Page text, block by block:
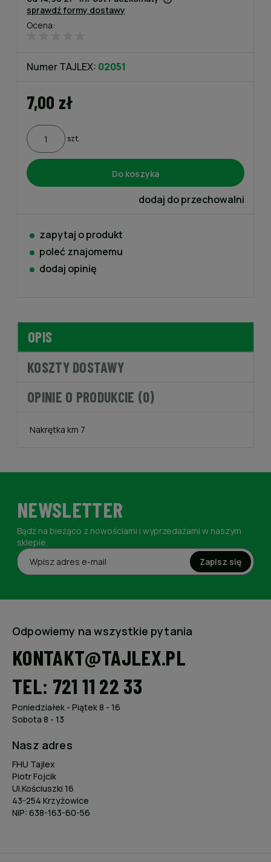
Ocena:
Cena nie zawiera ewentualnych kosztów płatności
sprawdź formy dostawy
Numer TAJLEX: 02051
7,00 zł
szt.
Do koszyka
dodaj do przechowalni
zapytaj o produkt
poleć znajomemu
dodaj opinię
OPIS
KOSZTY DOSTAWY
OPINIE O PRODUKCIE (0)
Nakrętka km 7
NEWSLETTER
Bądź na bieżąco z nowościami i wyprzedażami w naszym
sklepie.
Zapisz się
Odpowiemy na wszystkie pytania
KONTAKT@TAJLEX.PL
TEL: 721 11 22 33
Poniedziałek - Piątek 8 - 16
Sobota 8 - 13
Nasz adres
FHU Tajlex
Piotr Fojcik
Ul.Kościuszki 16
43-254 Krzyżowice
NIP: 638-163-60-56